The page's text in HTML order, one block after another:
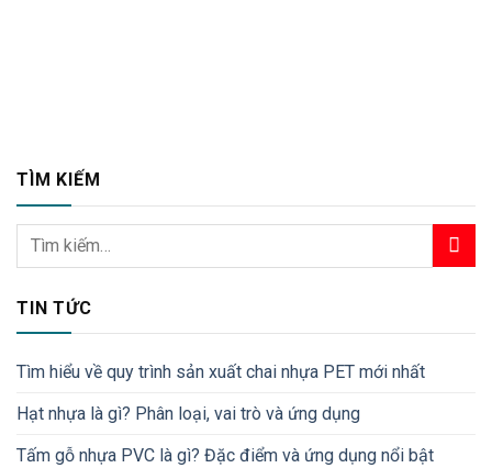
TÌM KIẾM
TIN TỨC
Tìm hiểu về quy trình sản xuất chai nhựa PET mới nhất
Hạt nhựa là gì? Phân loại, vai trò và ứng dụng
Tấm gỗ nhựa PVC là gì? Đặc điểm và ứng dụng nổi bật